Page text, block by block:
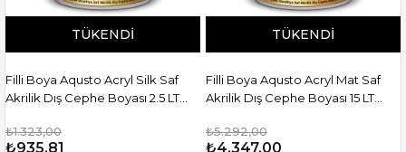
TÜKENDI
Filli Boya Aqusto Acryl Silk Saf
Akrilik Dış Cephe Boyası 2.5 LT
₺1.323,00
₺935,81
TÜKENDI
Filli Boya Aqusto Acryl Mat Saf
Akrilik Dış Cephe Boyası 15 LT
₺5.292,00
₺4.347,00